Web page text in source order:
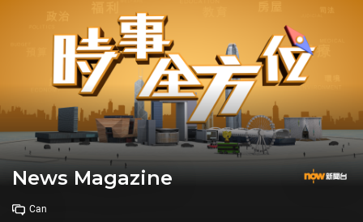
News Magazine
Can